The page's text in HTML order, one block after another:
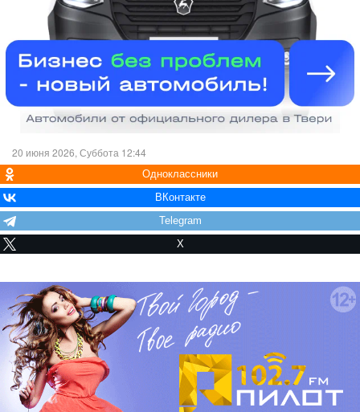
20 июня 2026, Суббота 12:44
Одноклассники
ВКонтакте
Telegram
X